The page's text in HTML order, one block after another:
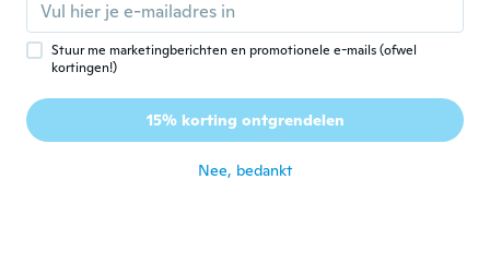
ongeveer 5 jaar geleden
Γ Γιώτα
2021
Πολύ όμορφο
Stuur me marketingberichten en promotionele e-mails (ofwel
kortingen!)
15% korting ontgrendelen
Nee, bedankt